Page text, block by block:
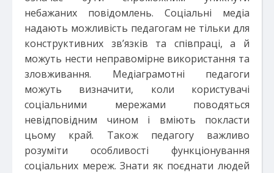
небажаних повідомлень. Соціальні медіа
надають можливість педагогам не тільки для
конструктивних зв’язків та співпраці, а й
можуть нести неправомірне використання та
зловживання. Медіаграмотні педагоги
можуть визначити, коли користувачі
соціальними мережами поводяться
невідповідним чином і вміють покласти
цьому край. Також педагогу важливо
розуміти особливості функціонування
соціальних мереж. Знати як поєднати людей